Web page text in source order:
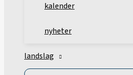
kalender
nyheter
landslag